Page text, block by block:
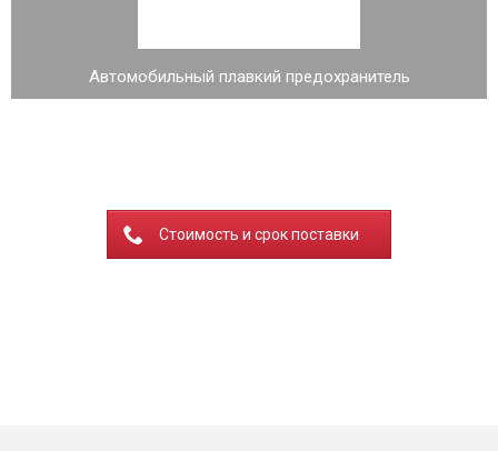
Автомобильный плавкий предохранитель
Стоимость и срок поставки